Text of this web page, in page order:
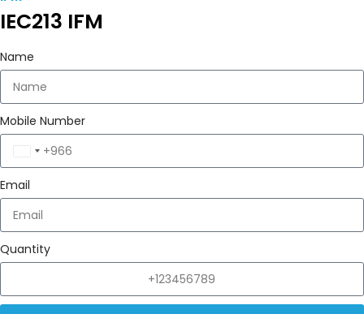
IEC213 IFM
Name
Mobile Number
Saudi
Arabia
+966
Email
Quantity